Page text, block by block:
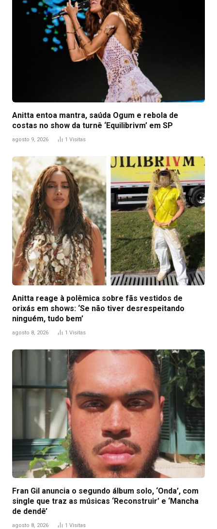
Anitta entoa mantra, saúda Ogum e rebola de
costas no show da turnê ‘Equilibrivm’ em SP
agosto 9, 2026 1 Visitas
Anitta reage à polêmica sobre fãs vestidos de
orixás em shows: ‘Se não tiver desrespeitando
ninguém, tudo bem’
agosto 8, 2026 1 Visitas
Fran Gil anuncia o segundo álbum solo, ‘Onda’, com
single que traz as músicas ‘Reconstruir’ e ‘Mancha
de dendê’
agosto 8, 2026 1 Visitas